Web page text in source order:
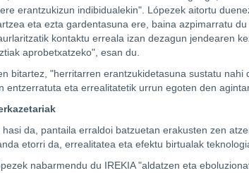
erantzukizun indibidualekin". Lópezek aitortu
eta ezta gardentasuna ere, baina azpimarratu
kontaktu erreala izan dezagun jendearen
aprobetxatzeko", esan du.
bitartez, "herritarren erantzukidetasuna sustatu nahi
entzerratuta eta errealitatetik urrun egoten den
da, pantaila erraldoi batzuetan erakusten zen
etorri da, errealitatea eta efektu birtualak
nabarmendu du IREKIA "aldatzen eta